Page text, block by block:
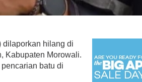
dilaporkan hilang di
Kabupaten Morowali.
batu di